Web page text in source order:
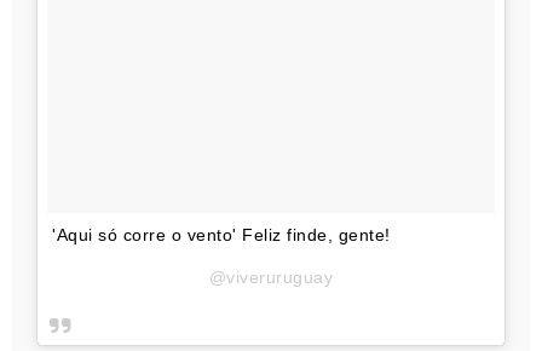
'Aqui só corre o vento' Feliz finde, gente!
@viveruruguay